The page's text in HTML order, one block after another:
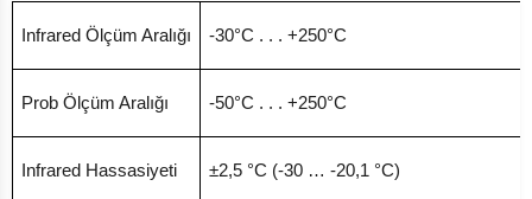
Infrared Ölçüm Aralığı -30°C . . . +250°C
Prob Ölçüm Aralığı -50°C . . . +250°C
Infrared Hassasiyeti ±2,5 °C (-30 … -20,1 °C)